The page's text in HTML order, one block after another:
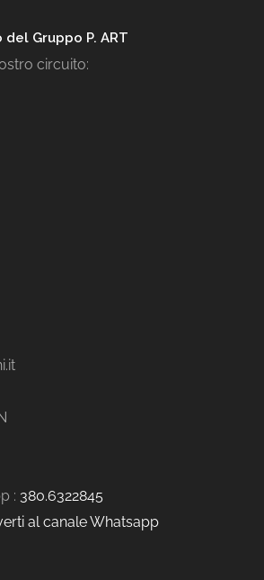
Gruppo P. ART
circuito:
: 380.6322845
al canale Whatsapp